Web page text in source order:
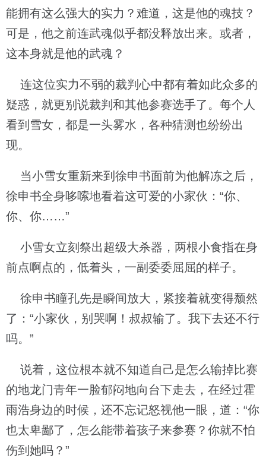
能拥有这么强大的实力？难道，这是他的魂技？
可是，他之前连武魂似乎都没释放出来。或者，
这本身就是他的武魂？
连这位实力不弱的裁判心中都有着如此众多的
疑惑，就更别说裁判和其他参赛选手了。每个人
看到雪女，都是一头雾水，各种猜测也纷纷出
现。
当小雪女重新来到徐申书面前为他解冻之后，
徐申书全身哆嗦地看着这可爱的小家伙：“你、
你、你……”
小雪女立刻祭出超级大杀器，两根小食指在身
前点啊点的，低着头，一副委委屈屈的样子。
徐申书瞳孔先是瞬间放大，紧接着就变得颓然
了：“小家伙，别哭啊！叔叔输了。我下去还不行
吗。”
说着，这位根本就不知道自己是怎么输掉比赛
的地龙门青年一脸郁闷地向台下走去，在经过霍
雨浩身边的时候，还不忘记怒视他一眼，道：“你
也太卑鄙了，怎么能带着孩子来参赛？你就不怕
伤到她吗？”